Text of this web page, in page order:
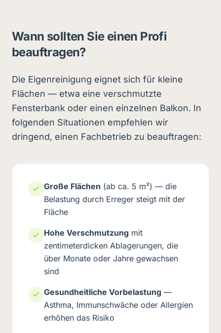
Wann sollten Sie einen Profi
beauftragen?
Die Eigenreinigung eignet sich für kleine
Flächen — etwa eine verschmutzte
Fensterbank oder einen einzelnen Balkon. In
folgenden Situationen empfehlen wir
dringend, einen Fachbetrieb zu beauftragen:
Große Flächen (ab ca. 5 m²) — die
Belastung durch Erreger steigt mit der
Fläche
Hohe Verschmutzung mit
zentimeterdicken Ablagerungen, die
über Monate oder Jahre gewachsen
sind
Gesundheitliche Vorbelastung —
Asthma, Immunschwäche oder Allergien
erhöhen das Risiko